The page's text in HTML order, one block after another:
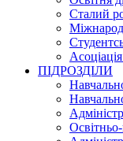
Сталий
ПІДРОЗДІЛИ